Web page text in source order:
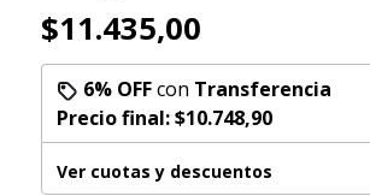
$11.435,00
6% OFFcon Transferencia
Precio final:$10.748,90
Ver cuotas y descuentos